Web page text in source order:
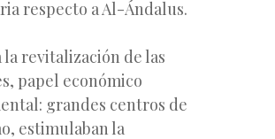
respecto a Al-Ándalus.
la revitalización de las
papel económico
grandes centros de
estimulaban la